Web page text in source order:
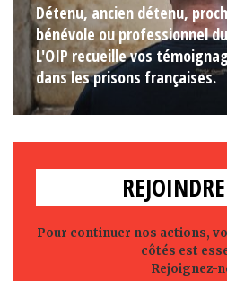
Détenu, ancien détenu,
bénévole ou professionnel
L'OIP recueille vos
dans les prisons françaises.
Pour continuer nos actions,
côtés est
Rejoignez-